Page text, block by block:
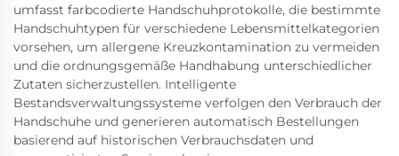
umfasst farbcodierte Handschuhprotokolle, die bestimmte
Handschuhtypen für verschiedene Lebensmittelkategorien
vorsehen, um allergene Kreuzkontamination zu vermeiden
und die ordnungsgemäße Handhabung unterschiedlicher
Zutaten sicherzustellen. Intelligente
Bestandsverwaltungssysteme verfolgen den Verbrauch der
Handschuhe und generieren automatisch Bestellungen
basierend auf historischen Verbrauchsdaten und